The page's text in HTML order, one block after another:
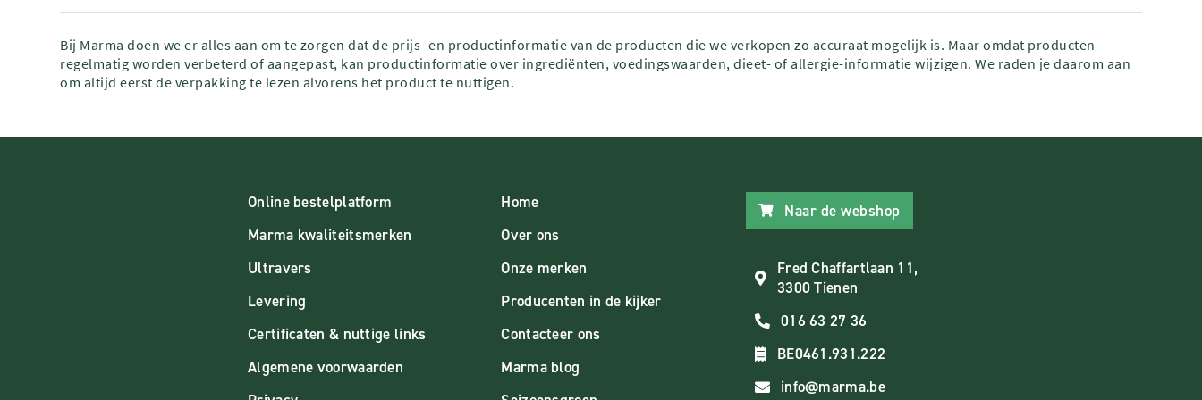
Bij Marma doen we er alles aan om te zorgen dat de prijs- en productinformatie van de producten die we verkopen zo accuraat mogelijk is. Maar omdat producten
regelmatig worden verbeterd of aangepast, kan productinformatie over ingrediënten, voedingswaarden, dieet- of allergie-informatie wijzigen. We raden je daarom aan
om altijd eerst de verpakking te lezen alvorens het product te nuttigen.
Online bestelplatform
Marma kwaliteitsmerken
Ultravers
Levering
Certificaten & nuttige links
Algemene voorwaarden
Home
Over ons
Onze merken
Producenten in de kijker
Contacteer ons
Marma blog
Naar de webshop
Fred Chaffartlaan 11,
3300 Tienen
016 63 27 36
BE0461.931.222
info@marma.be